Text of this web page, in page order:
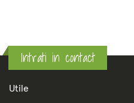
Intrati in contact
Utile